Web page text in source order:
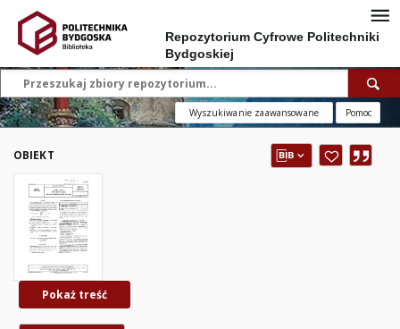
Repozytorium Cyfrowe Politechniki
Bydgoskiej
Wyszukiwanie zaawansowane Pomoc
OBIEKT
Pokaż treść